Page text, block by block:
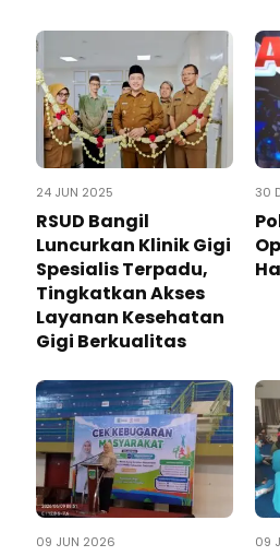
24 JUN 2025
RSUD Bangil
Luncurkan Klinik Gigi
Spesialis Terpadu,
Tingkatkan Akses
Layanan Kesehatan
Gigi Berkualitas
30
09 JUN 2026 09